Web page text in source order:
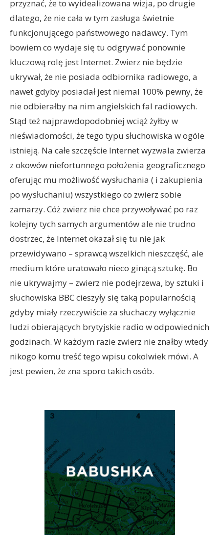
przyznać, że to wyidealizowana wizja, po drugie
dlatego, że nie cała w tym zasługa świetnie
funkcjonującego państwowego nadawcy. Tym
bowiem co wydaje się tu odgrywać ponownie
kluczową rolę jest Internet. Zwierz nie będzie
ukrywał, że nie posiada odbiornika radiowego, a
nawet gdyby posiadał jest niemal 100% pewny, że
nie odbierałby na nim angielskich fal radiowych.
Stąd też najprawdopodobniej wciąż żyłby w
nieświadomości, że tego typu słuchowiska w ogóle
istnieją. Na całe szczęście Internet wyzwala zwierza
z okowów niefortunnego położenia geograficznego
oferując mu możliwość wysłuchania ( i zakupienia
po wysłuchaniu) wszystkiego co zwierz sobie
zamarzy. Cóż zwierz nie chce przywoływać po raz
kolejny tych samych argumentów ale nie trudno
dostrzec, że Internet okazał się tu nie jak
przewidywano – sprawcą wszelkich nieszczęść, ale
medium które uratowało nieco ginącą sztukę. Bo
nie ukrywajmy – zwierz nie podejrzewa, by sztuki i
słuchowiska BBC cieszyły się taką popularnością
gdyby miały rzeczywiście za słuchaczy wyłącznie
ludzi obierających brytyjskie radio w odpowiednich
godzinach. W każdym razie zwierz nie znałby wtedy
nikogo komu treść tego wpisu cokolwiek mówi. A
jest pewien, że zna sporo takich osób.